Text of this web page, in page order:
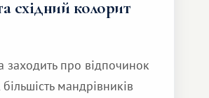
східний колорит
заходить про відпочинок
мандрівників